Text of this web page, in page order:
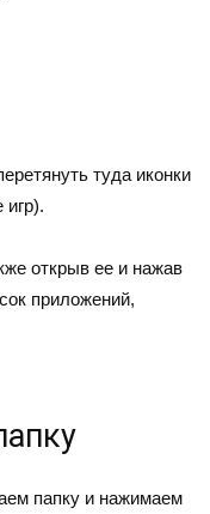
туда иконки
открыв ее и нажав
приложений,
папку и нажимаем